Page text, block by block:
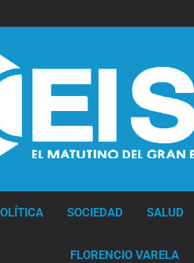
SOCIEDAD SALUD
FLORENCIO VARELA